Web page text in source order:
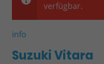
verfügbar.
info
Suzuki Vitara